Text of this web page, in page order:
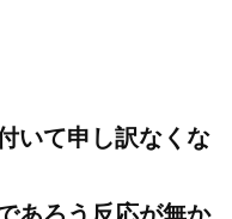
いて申し訳なくな